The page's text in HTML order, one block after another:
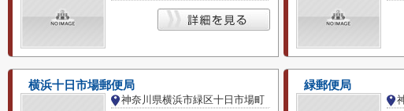
横浜十日市場郵便局
神奈川県横浜市緑区十日市場町
緑郵便局